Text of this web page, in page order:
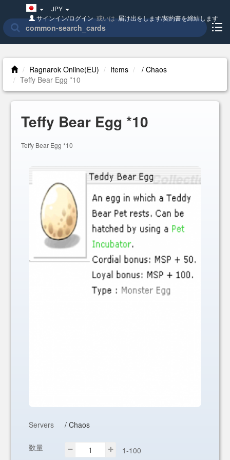
Japan(日
本
語)
JPY
サインイン/ログイン或いは届け出をします/契約書を締結します
Ragnarok Online(EU) Items
/ Chaos
Teffy Bear Egg *10
Teffy Bear Egg *10
Teffy Bear Egg *10
Servers / Chaos
数量 1-100